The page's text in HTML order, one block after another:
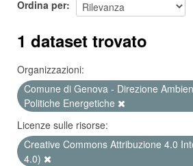
Ordina per
1 dataset trovato
Organizzazioni:
Comune di Genova - Direzione
Politiche Energetiche
Licenze sulle risorse:
Creative Commons Attribuzione 4.0
4.0)